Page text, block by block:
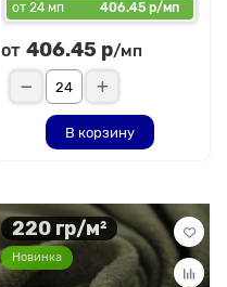
от 24 мп 406.45 р/мп
от 406.45 р/мп
В корзину
220 гр/м²
Новинка